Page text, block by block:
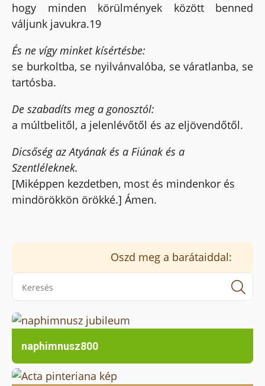
hogy minden körülmények között benned
váljunk javukra.19
És ne vígy minket kísértésbe:
se burkoltba, se nyilvánvalóba, se váratlanba, se
tartósba.
De szabadíts meg a gonosztól:
a múltbelitől, a jelenlévőtől és az eljövendőtől.
Dicsőség az Atyának és a Fiúnak és a
Szentléleknek.
[Miképpen kezdetben, most és mindenkor és
mindörökkön örökké.] Ámen.
Oszd meg a barátaiddal:
naphimnusz800